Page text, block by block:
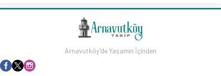
Arnavutköy'de Yaşamın İçinden